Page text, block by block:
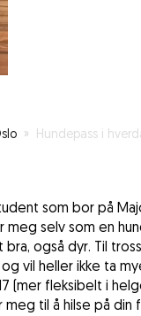
» Hundepass i
som bor på
selv som en
også dyr. Til
vil heller ikke ta
(mer fleksibelt i
til å hilse på din